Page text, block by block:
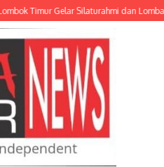
Gelar Silaturahmi dan Lomba